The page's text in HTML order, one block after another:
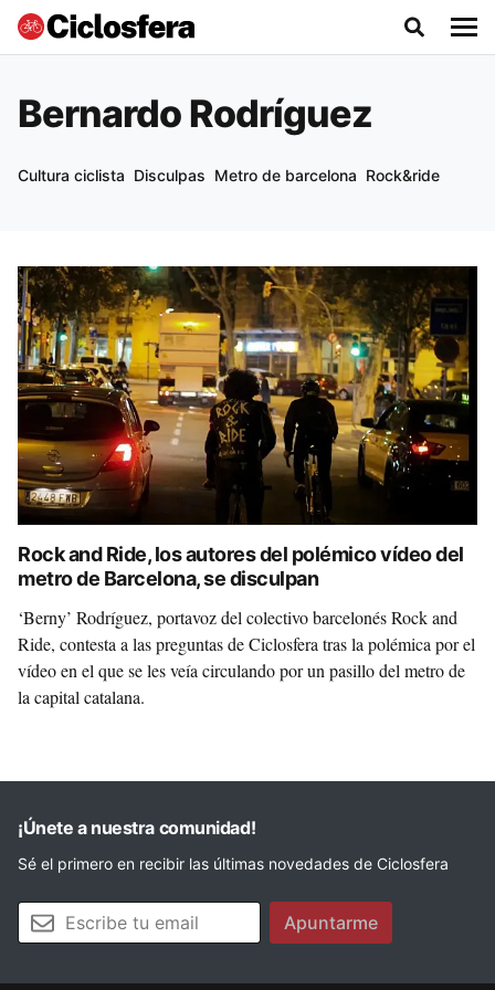
Bernardo Rodríguez
Cultura ciclista Disculpas Metro de barcelona Rock&ride
Rock and Ride, los autores del polémico vídeo del
metro de Barcelona, se disculpan
‘Berny’ Rodríguez, portavoz del colectivo barcelonés Rock and
Ride, contesta a las preguntas de Ciclosfera tras la polémica por el
vídeo en el que se les veía circulando por un pasillo del metro de
la capital catalana.
¡Únete a nuestra comunidad!
Sé el primero en recibir las últimas novedades de Ciclosfera
Tu email Apuntarme